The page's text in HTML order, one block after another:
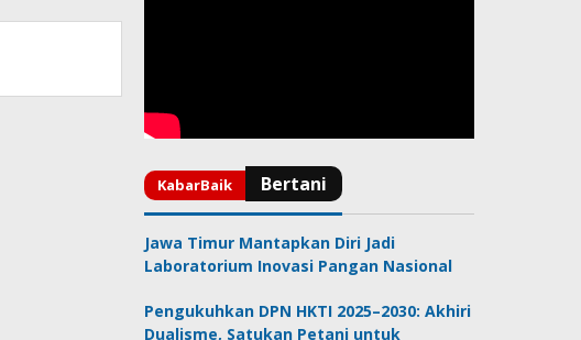
Jawa Timur Mantapkan Diri Jadi
Laboratorium Inovasi Pangan Nasional
Pengukuhkan DPN HKTI 2025–2030: Akhiri
Dualisme, Satukan Petani untuk